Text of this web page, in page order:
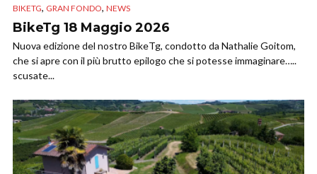
BIKETG, GRAN FONDO, NEWS
BikeTg 18 Maggio 2026
Nuova edizione del nostro BikeTg, condotto da Nathalie Goitom,
che si apre con il più brutto epilogo che si potesse immaginare…..
scusate...